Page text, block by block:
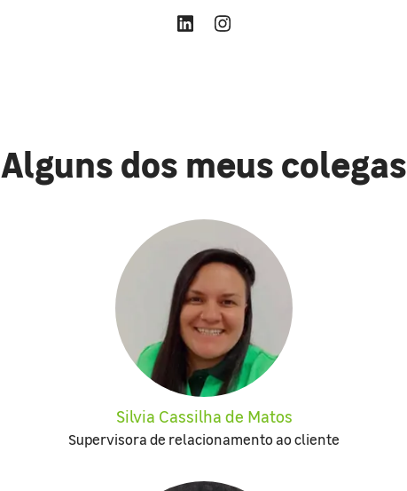
Alguns dos meus colegas
Silvia Cassilha de Matos
Supervisora de relacionamento ao cliente